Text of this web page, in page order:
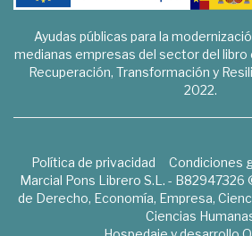
Ayudas públicas para la
medianas empresas del sector del libro
Recuperación, Transformación y
2022.
Política de privacidad Condiciones
Marcial Pons Librero S.L. - B82947326
de Derecho, Economía, Empresa,
Ciencias